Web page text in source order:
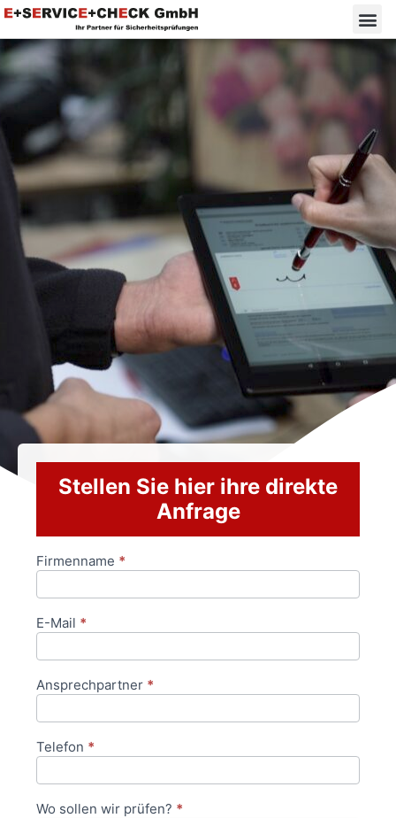
Stellen Sie hier ihre direkte
Anfrage
Anfrageformular
Firmenname *
E-Mail *
Ansprechpartner *
Telefon *
Wo sollen wir prüfen? *